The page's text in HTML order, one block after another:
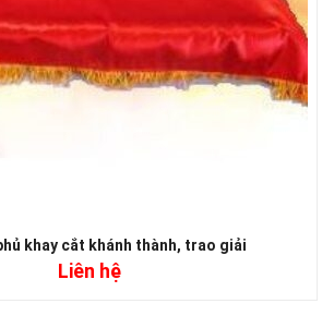
khay cắt khánh thành, trao giải
Liên hệ